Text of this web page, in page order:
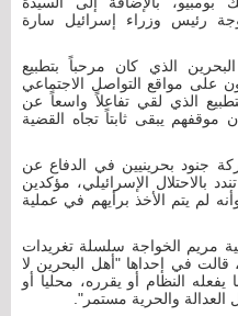
رئيس وزراء إسرائيل سارة
الذي كان مرحباً بتطبيع
على مواقع التواصل الاجتماعي
الذي لقي تفاعلاً واسعاً عن
يبقى ثابتاً تجاه القضية
جنود بحرينيين في الدفاع عن
بالاحتلال الإسرائيلي، مؤكدين
لم يتم الأخذ برأيهم في عملية
مريم الخواجة سلسلة تغريدات
قالت في إحداها "أهل البحرين لا
النظام أو يقرره، محليا أو
والحرية مستمر".